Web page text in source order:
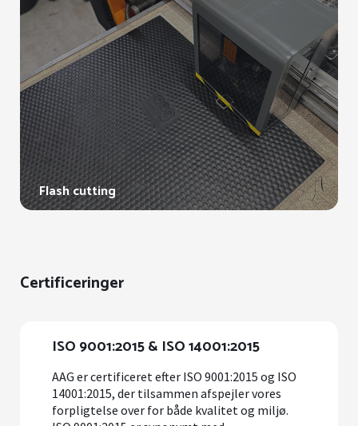
Flash cutting
Certificeringer
ISO 9001:2015 & ISO 14001:2015
AAG er certificeret efter ISO 9001:2015 og ISO
14001:2015, der tilsammen afspejler vores
forpligtelse over for både kvalitet og miljø.